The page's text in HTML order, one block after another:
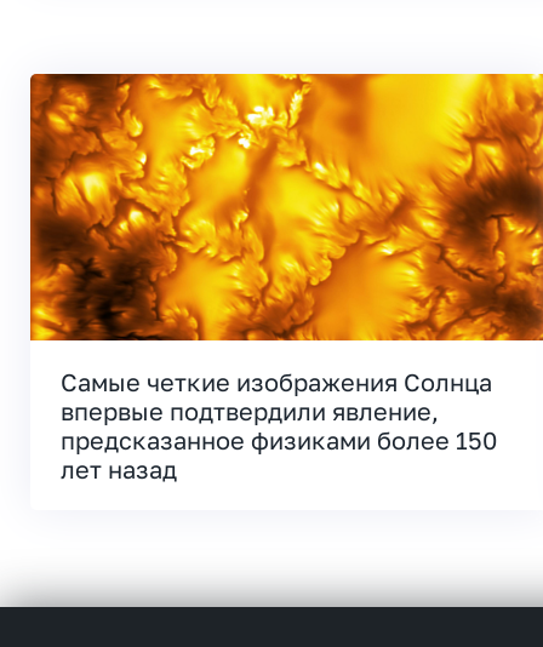
Самые четкие изображения Солнца
впервые подтвердили явление,
предсказанное физиками более 150
лет назад